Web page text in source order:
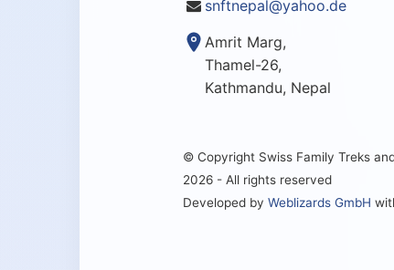
snftnepal@yahoo.de
Amrit Marg,
Thamel-26,
Kathmandu, Nepal
© Copyright Swiss Family Treks
2026 - All rights reserved
Developed by Weblizards GmbH